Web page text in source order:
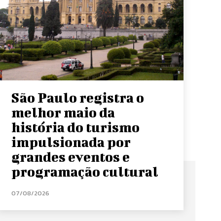
São Paulo registra o
melhor maio da
história do turismo
impulsionada por
grandes eventos e
programação cultural
07/08/2026